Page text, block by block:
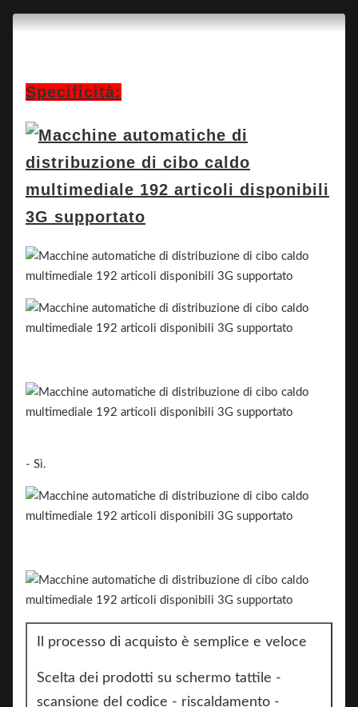
Specificità:
- Sì.
Il processo di acquisto è semplice e veloce
Scelta dei prodotti su schermo tattile -
scansione del codice - riscaldamento -